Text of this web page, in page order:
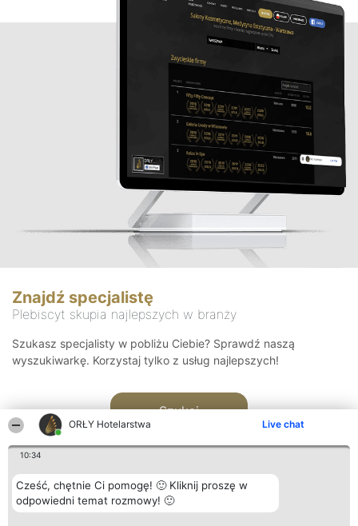
ORŁY Hotelarstwa Live chat
10:34
Cześć, chętnie Ci pomogę! 🙂 Kliknij proszę w
odpowiedni temat rozmowy! 🙂
Znajdź specjalistę
Plebiscyt skupia najlepszych w branży
Szukasz specjalisty w pobliżu Ciebie? Sprawdź naszą
wyszukiwarkę. Korzystaj tylko z usług najlepszych!
Szukaj